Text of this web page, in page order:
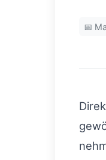
📅